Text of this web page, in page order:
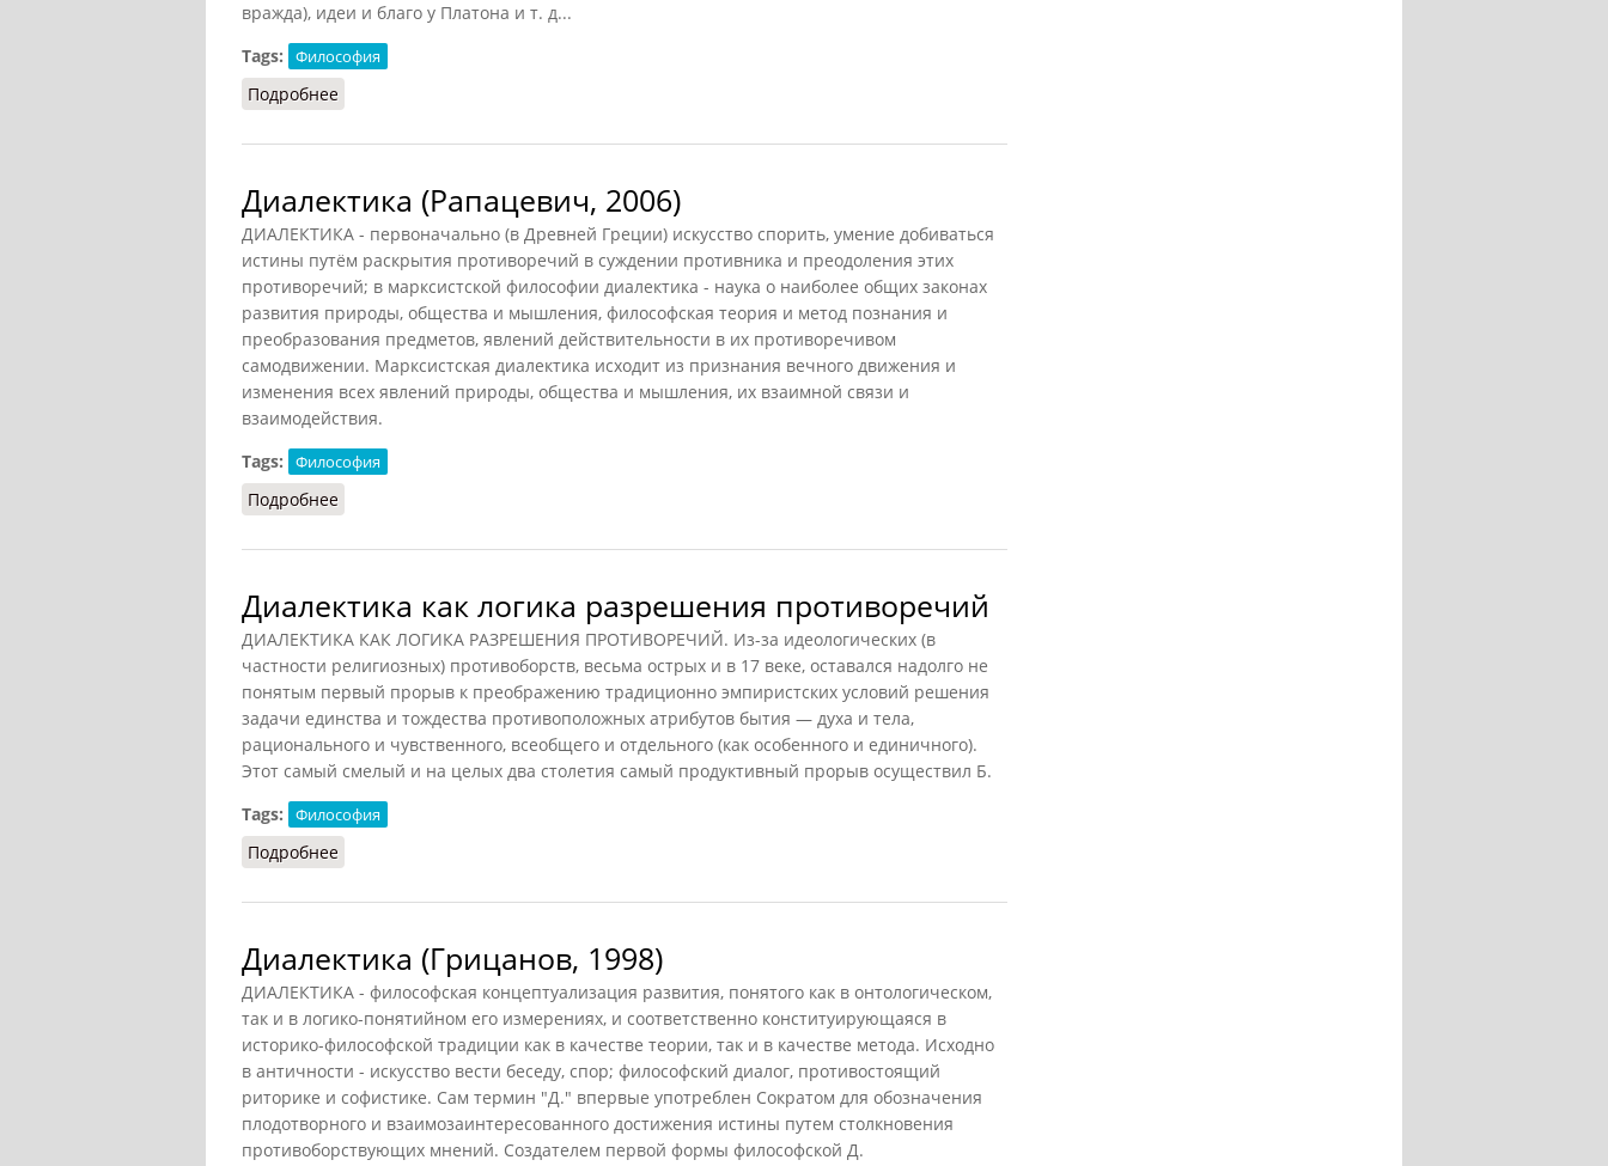
вражда), идеи и благо у Платона и т. д...
Tags:
Философия
Подробнее
Диалектика (Рапацевич, 2006)
ДИАЛЕКТИКА - первоначально (в Древней Греции) искусство спорить, умение добиваться
истины путём раскрытия противоречий в суждении противника и преодоления этих
противоречий; в марксистской философии диалектика - наука о наиболее общих законах
развития природы, общества и мышления, философская теория и метод познания и
преобразования предметов, явлений действительности в их противоречивом
самодвижении. Марксистская диалектика исходит из признания вечного движения и
изменения всех явлений природы, общества и мышления, их взаимной связи и
взаимодействия.
Tags:
Философия
Подробнее
Диалектика как логика разрешения противоречий
ДИАЛЕКТИКА КАК ЛОГИКА РАЗРЕШЕНИЯ ПРОТИВОРЕЧИЙ. Из-за идеологических (в
частности религиозных) противоборств, весьма острых и в 17 веке, оставался надолго не
понятым первый прорыв к преображению традиционно эмпиристских условий решения
задачи единства и тождества противоположных атрибутов бытия — духа и тела,
рационального и чувственного, всеобщего и отдельного (как особенного и единичного).
Этот самый смелый и на целых два столетия самый продуктивный прорыв осуществил Б.
Tags:
Философия
Подробнее
Диалектика (Грицанов, 1998)
ДИАЛЕКТИКА - философская концептуализация развития, понятого как в онтологическом,
так и в логико-понятийном его измерениях, и соответственно конституирующаяся в
историко-философской традиции как в качестве теории, так и в качестве метода. Исходно
в античности - искусство вести беседу, спор; философский диалог, противостоящий
риторике и софистике. Сам термин "Д." впервые употреблен Сократом для обозначения
плодотворного и взаимозаинтересованного достижения истины путем столкновения
противоборствующих мнений. Создателем первой формы философской Д.